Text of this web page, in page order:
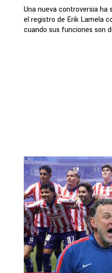
Una nueva controversia ha
el registro de Erik Lamela
cuando sus funciones son